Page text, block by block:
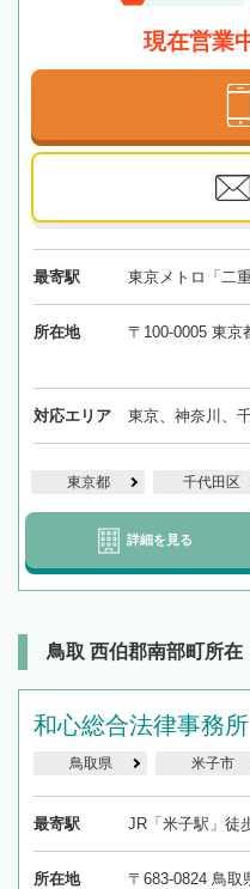
現在営業
最寄駅 東京メトロ「二
所在地 〒100-0005 東京
対応エリア 東京、神奈川、
東京都 千代田区
詳細を見る
鳥取 西伯郡南部町所
和心総合法律事務所
鳥取県 米子市
最寄駅 JR「米子駅」徒
所在地 〒683-0824 鳥取